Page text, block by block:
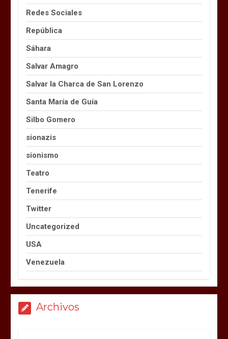
Redes Sociales
República
Sáhara
Salvar Amagro
Salvar la Charca de San Lorenzo
Santa María de Guía
Silbo Gomero
sionazis
sionismo
Teatro
Tenerife
Twitter
Uncategorized
USA
Venezuela
Archivos